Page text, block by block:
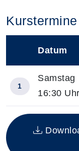
Kurstermine
Insgesamt gibt
Datum
1
16:30 Uhr